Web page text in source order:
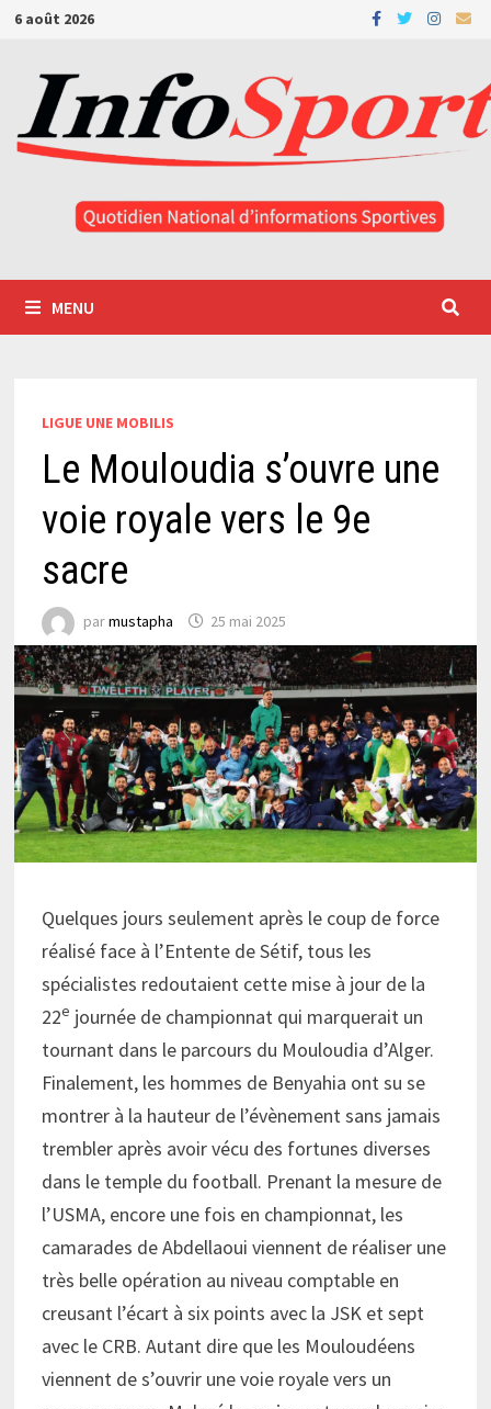
Passer
contenu
6 août 2026
MENU
LIGUE UNE MOBILIS
Le Mouloudia s’ouvre une
voie royale vers le 9e
sacre
parmustapha 25 mai 2025
Quelques jours seulement après le coup de force
réalisé face à l’Entente de Sétif, tous les
spécialistes redoutaient cette mise à jour de la
22e journée de championnat qui marquerait un
tournant dans le parcours du Mouloudia d’Alger.
Finalement, les hommes de Benyahia ont su se
montrer à la hauteur de l’évènement sans jamais
trembler après avoir vécu des fortunes diverses
dans le temple du football. Prenant la mesure de
l’USMA, encore une fois en championnat, les
camarades de Abdellaoui viennent de réaliser une
très belle opération au niveau comptable en
creusant l’écart à six points avec la JSK et sept
avec le CRB. Autant dire que les Mouloudéens
viennent de s’ouvrir une voie royale vers un